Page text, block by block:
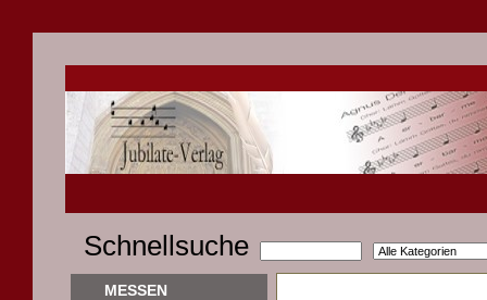
Schnellsuche
MESSEN